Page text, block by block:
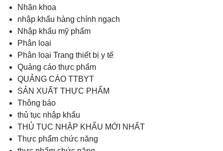
Nhãn khoa
nhập khẩu hàng chính ngạch
Nhập khẩu mỹ phẩm
Phân loại
Phân loại Trang thiết bị y tế
Quảng cáo thực phẩm
QUẢNG CÁO TTBYT
SẢN XUẤT THỰC PHẨM
Thông báo
thủ tục nhập khẩu
THỦ TỤC NHẬP KHẨU MỚI NHẤT
Thực phẩm chức năng